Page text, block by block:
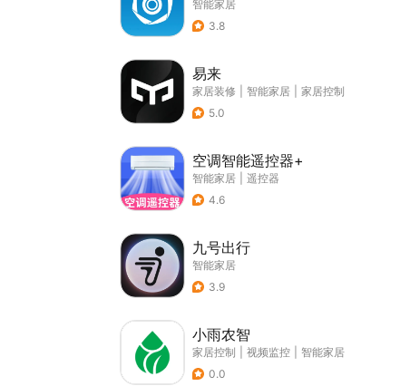
智能家居
3.8
易来
家居装修 智能家居
家居控制
5.0
空调智能遥控器+
智能家居
遥控器
4.6
九号出行
智能家居
3.9
小雨农智
家居控制 视频监控
智能家居
0.0